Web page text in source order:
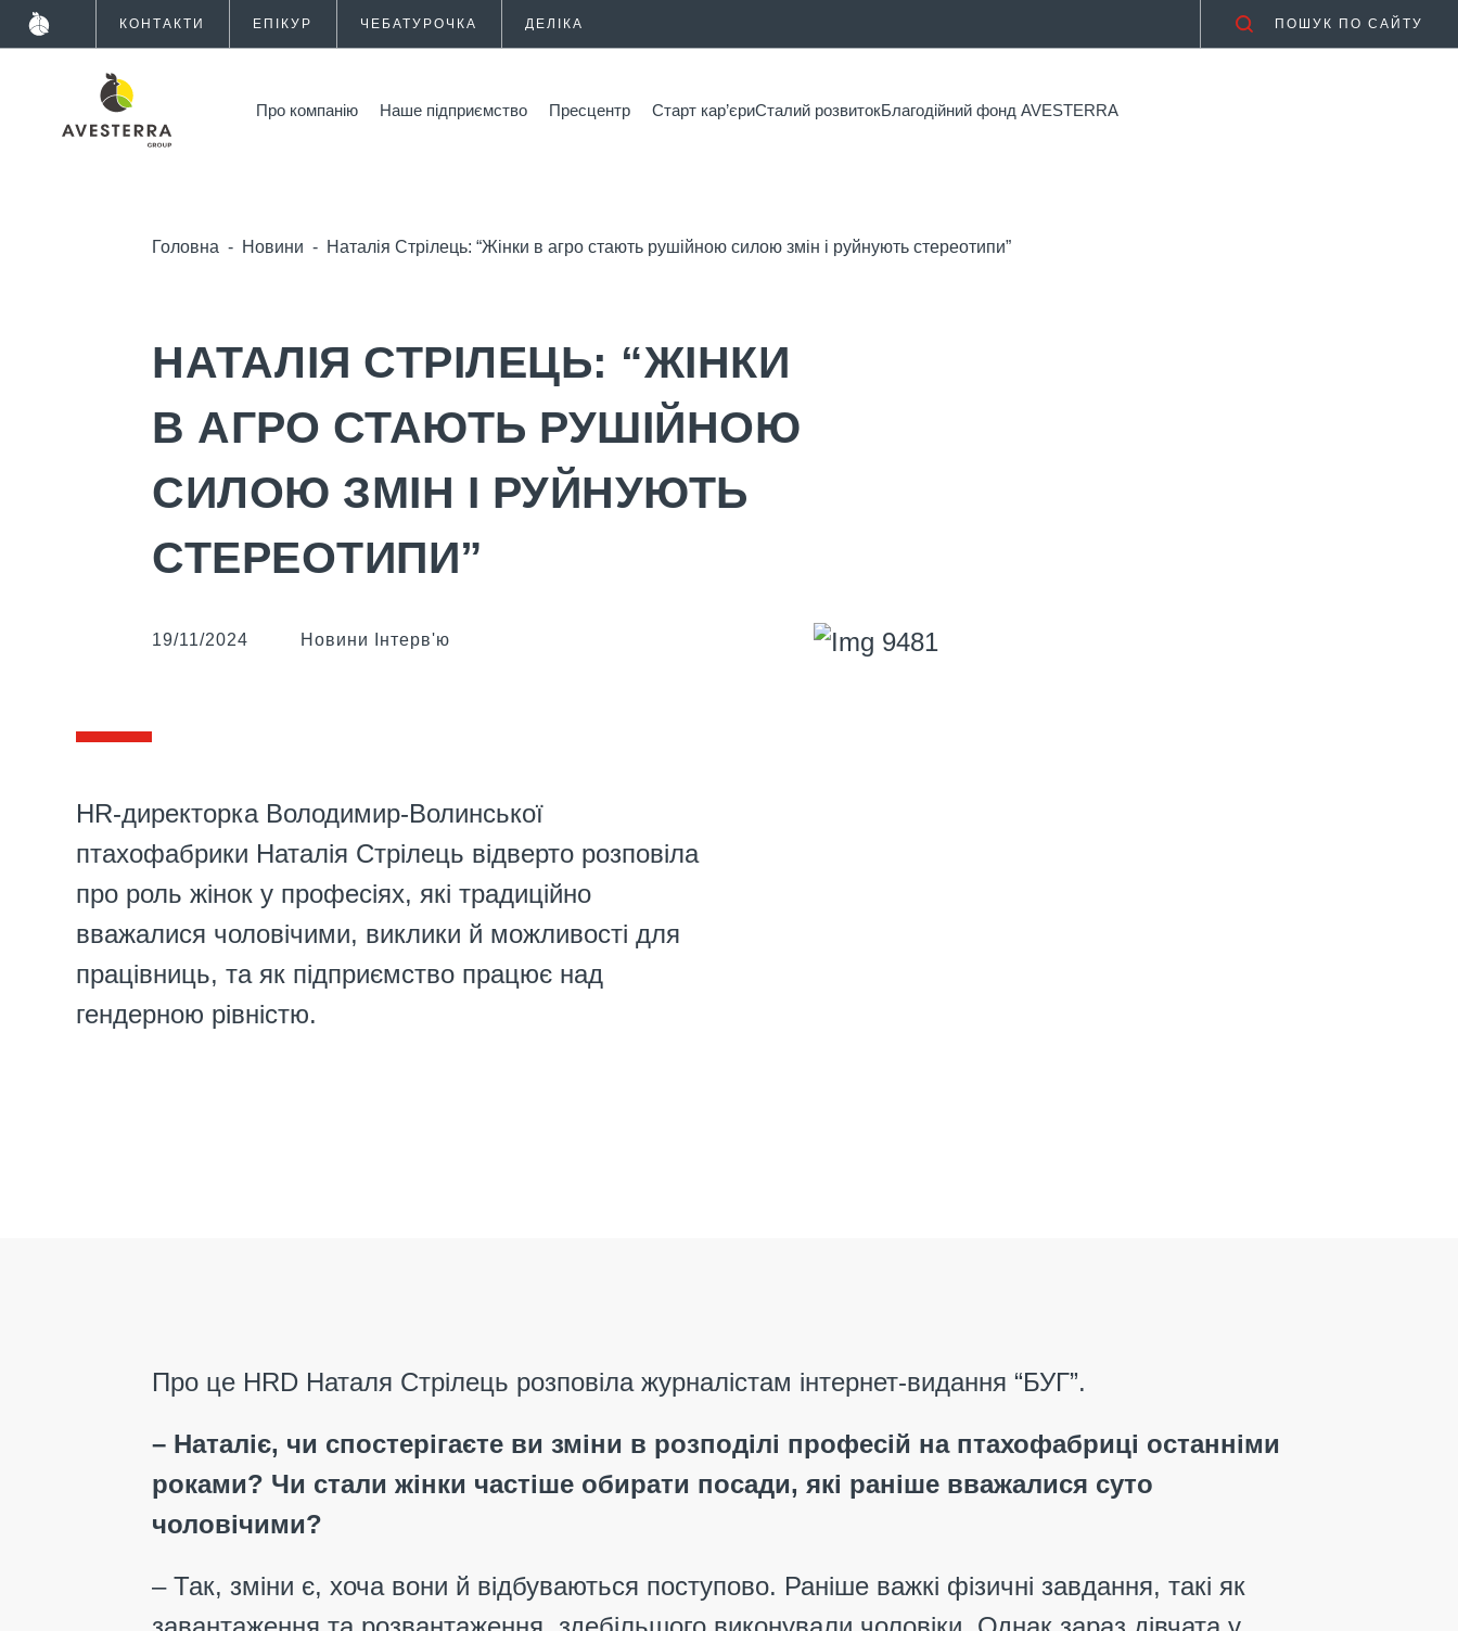
КОНТАКТИ ЕПІКУР ЧЕБАТУРОЧКА ДЕЛІКА ПОШУК ПО САЙТУ
Про компанію Наше підприємство Пресцентр Старт кар’єриСталий розвитокБлагодійний фонд AVESTERRA
Головна - Новини - Наталія Стрілець: “Жінки в агро стають рушійною силою змін і руйнують стереотипи”
НАТАЛІЯ СТРІЛЕЦЬ: “ЖІНКИ
В АГРО СТАЮТЬ РУШІЙНОЮ
СИЛОЮ ЗМІН І РУЙНУЮТЬ
СТЕРЕОТИПИ”
19/11/2024 Новини Інтерв'ю
HR-директорка Володимир-Волинської
птахофабрики Наталія Стрілець відверто розповіла
про роль жінок у професіях, які традиційно
вважалися чоловічими, виклики й можливості для
працівниць, та як підприємство працює над
гендерною рівністю.
Про це HRD Наталя Стрілець розповіла журналістам інтернет-видання “БУГ”.
– Наталіє, чи спостерігаєте ви зміни в розподілі професій на птахофабриці останніми
роками? Чи стали жінки частіше обирати посади, які раніше вважалися суто
чоловічими?
– Так, зміни є, хоча вони й відбуваються поступово. Раніше важкі фізичні завдання, такі як